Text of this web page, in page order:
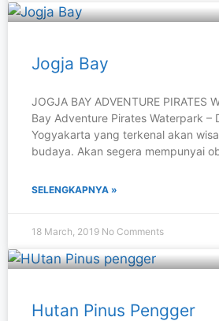
Jogja Bay
JOGJA BAY ADVENTURE PIRATES
Bay Adventure Pirates Waterpark –
Yogyakarta yang terkenal akan
budaya. Akan segera mempunyai
SELENGKAPNYA »
18 March, 2019 No Comments
Hutan Pinus Pengger